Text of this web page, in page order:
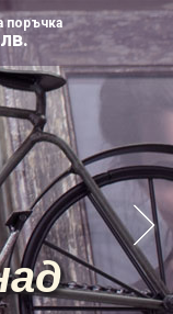
поръчка